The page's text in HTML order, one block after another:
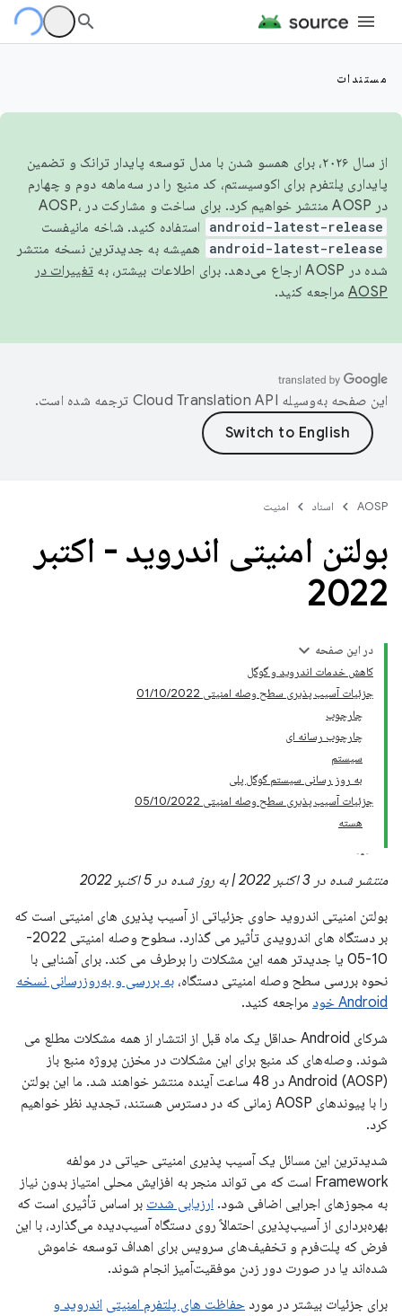
مستندات
از سال ۲۰۲۶، برای همسو شدن با مدل توسعه پایدار ترانک و تضمین
پایداری پلتفرم برای اکوسیستم، کد منبع را در سه‌ماهه دوم و چهارم
در AOSP منتشر خواهیم کرد. برای ساخت و مشارکت در AOSP،
android-latest-release استفاده کنید. شاخه مانیفست
android-latest-release
همیشه به جدیدترین نسخه منتشر
شده در AOSP ارجاع می‌دهد. برای اطلاعات بیشتر، به
تغییرات در
AOSP مراجعه کنید.
این صفحه به‌وسیله ترجمه شده است.
AOSP اسناد امنیت
بولتن امنیتی اندروید - اکتبر
2022
در این صفحه
کاهش خدمات اندروید و گوگل
جزئیات آسیب پذیری سطح وصله امنیتی 01/10/2022
چارچوب
چارچوب رسانه ای
سیستم
به روز رسانی سیستم گوگل پلی
جزئیات آسیب پذیری سطح وصله امنیتی 05/10/2022
هسته
منتشر شده در 3 اکتبر 2022 | به روز شده در 5 اکتبر 2022
بولتن امنیتی اندروید حاوی جزئیاتی از آسیب پذیری های امنیتی است که
بر دستگاه های اندرویدی تأثیر می گذارد. سطوح وصله امنیتی 2022-
10-05 یا جدیدتر همه این مشکلات را برطرف می کند. برای آشنایی با
نحوه بررسی سطح وصله امنیتی دستگاه، به بررسی و به‌روزرسانی نسخه
Android خود
مراجعه کنید.
شرکای Android حداقل یک ماه قبل از انتشار از همه مشکلات مطلع می
شوند. وصله‌های کد منبع برای این مشکلات در مخزن پروژه منبع باز
Android (AOSP) در 48 ساعت آینده منتشر خواهند شد. ما این بولتن
را با پیوندهای AOSP زمانی که در دسترس هستند، تجدید نظر خواهیم
کرد.
شدیدترین این مسائل یک آسیب پذیری امنیتی حیاتی در مولفه
Framework است که می تواند منجر به افزایش محلی امتیاز بدون نیاز
به مجوزهای اجرایی اضافی شود. ارزیابی شدت بر اساس تأثیری است که
بهره‌برداری از آسیب‌پذیری احتمالاً روی دستگاه آسیب‌دیده می‌گذارد، با این
فرض که پلت‌فرم و تخفیف‌های سرویس برای اهداف توسعه خاموش
شده‌اند یا در صورت دور زدن موفقیت‌آمیز انجام شوند.
برای جزئیات بیشتر در مورد حفاظت های پلتفرم امنیتی اندروید و